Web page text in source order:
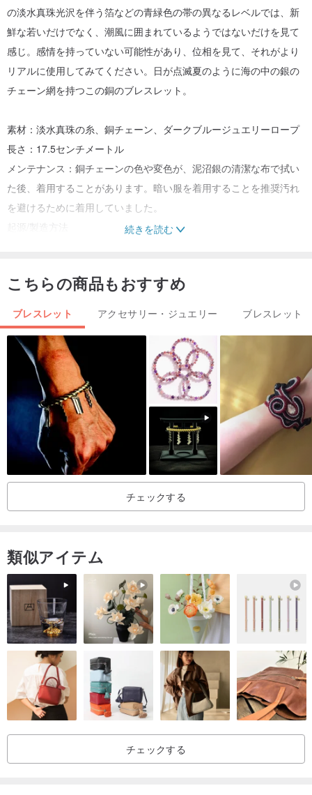
の淡水真珠光沢を伴う箔などの青緑色の帯の異なるレベルでは、新
鮮な若いだけでなく、潮風に囲まれているようではないだけを見て
感じ。感情を持っていない可能性があり、位相を見て、それがより
リアルに使用してみてください。日が点滅夏のように海の中の銀の
チェーン網を持つこの銅のブレスレット。
素材：淡水真珠の糸、銅チェーン、ダークブルージュエリーロープ
長さ：17.5センチメートル
メンテナンス：銅チェーンの色や変色が、泥沼銀の清潔な布で拭い
た後、着用することがあります。暗い服を着用することを推奨汚れ
を避けるために着用していました。
起源/製造方法
続きを読む
こちらの商品もおすすめ
ブレスレット アクセサリー・ジュエリー ブレスレット
チェックする
類似アイテム
チェックする